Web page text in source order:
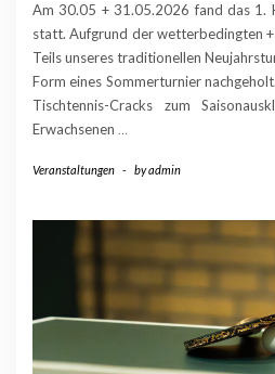
Am 30.05 + 31.05.2026 fand das 1.
statt. Aufgrund der wetterbedingten
Teils unseres traditionellen
Form eines Sommerturnier
Tischtennis-Cracks zum
Erwachsenen …
Veranstaltungen - byadmin